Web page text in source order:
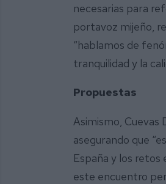
necesarias para
portavoz mijeño,
“hablamos de
tranquilidad y la
Propuestas
Asimismo, Cuevas
asegurando que
España y los retos
este encuentro